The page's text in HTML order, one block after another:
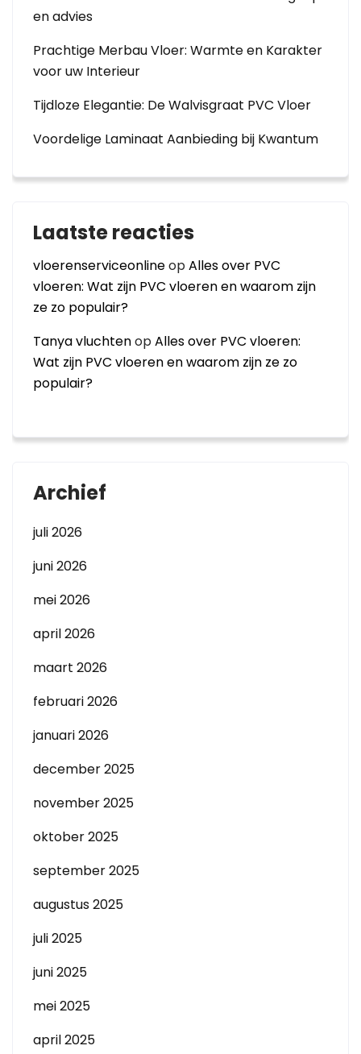
en advies
Prachtige Merbau Vloer: Warmte en Karakter
voor uw Interieur
Tijdloze Elegantie: De Walvisgraat PVC Vloer
Voordelige Laminaat Aanbieding bij Kwantum
Laatste reacties
vloerenserviceonlineopAlles over PVC
vloeren: Wat zijn PVC vloeren en waarom zijn
ze zo populair?
Tanya vluchtenopAlles over PVC vloeren:
Wat zijn PVC vloeren en waarom zijn ze zo
populair?
Archief
juli 2026
juni 2026
mei 2026
april 2026
maart 2026
februari 2026
januari 2026
december 2025
november 2025
oktober 2025
september 2025
augustus 2025
juli 2025
juni 2025
mei 2025
april 2025